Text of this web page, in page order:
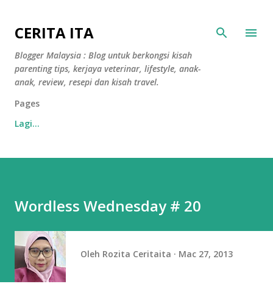
CERITA ITA
Blogger Malaysia : Blog untuk berkongsi kisah
parenting tips, kerjaya veterinar, lifestyle, anak-
anak, review, resepi dan kisah travel.
Pages
Lagi…
Wordless Wednesday # 20
Oleh Rozita Ceritaita Mac 27, 2013